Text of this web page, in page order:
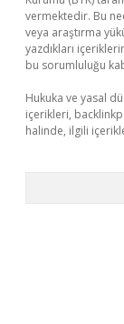
vermektedir. Bu
veya araştırma
yazdıkları
bu sorumluluğu
Hukuka ve yasal
içerikleri,
halinde, ilgili